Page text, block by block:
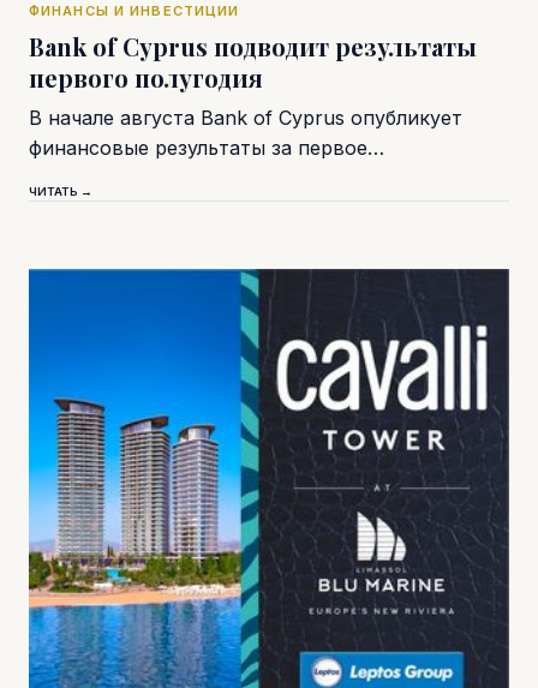
ФИНАНСЫ И ИНВЕСТИЦИИ
Bank of Cyprus подводит результаты
первого полугодия
В начале августа Bank of Cyprus опубликует
финансовые результаты за первое…
ЧИТАТЬ →